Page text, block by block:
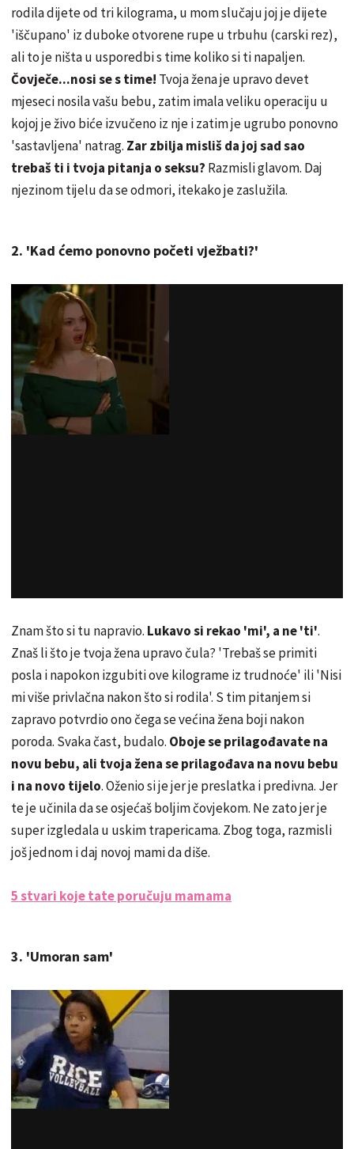
rodila dijete od tri kilograma, u mom slučaju joj je dijete
'iščupano' iz duboke otvorene rupe u trbuhu (carski rez),
ali to je ništa u usporedbi s time koliko si ti napaljen.
Čovječe...nosi se s time! Tvoja žena je upravo devet
mjeseci nosila vašu bebu, zatim imala veliku operaciju u
kojoj je živo biće izvučeno iz nje i zatim je ugrubo ponovno
'sastavljena' natrag. Zar zbilja misliš da joj sad sao
trebaš ti i tvoja pitanja o seksu? Razmisli glavom. Daj
njezinom tijelu da se odmori, itekako je zaslužila.
2. 'Kad ćemo ponovno početi vježbati?'
Znam što si tu napravio. Lukavo si rekao 'mi', a ne 'ti'.
Znaš li što je tvoja žena upravo čula? 'Trebaš se primiti
posla i napokon izgubiti ove kilograme iz trudnoće' ili 'Nisi
mi više privlačna nakon što si rodila'. S tim pitanjem si
zapravo potvrdio ono čega se većina žena boji nakon
poroda. Svaka čast, budalo. Oboje se prilagođavate na
novu bebu, ali tvoja žena se prilagođava na novu bebu
i na novo tijelo. Oženio si je jer je preslatka i predivna. Jer
te je učinila da se osjećaš boljim čovjekom. Ne zato jer je
super izgledala u uskim trapericama. Zbog toga, razmisli
još jednom i daj novoj mami da diše.
5 stvari koje tate poručuju mamama
3. 'Umoran sam'